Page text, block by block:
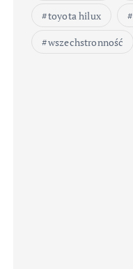
toyota hilux
wszechstronność